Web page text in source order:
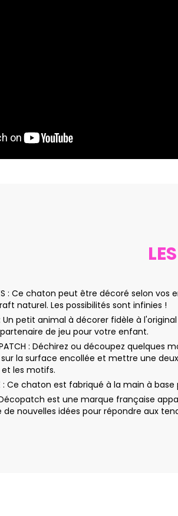
: Ce chaton peut être décoré selon
naturel. Les possibilités sont infinies !
: Un petit animal à décorer fidèle à
de jeu pour votre enfant.
: Déchirez ou découpez
la surface encollée et mettre une
les motifs.
: Ce chaton est fabriqué à la main à
: Décopatch est une marque française
de nouvelles idées pour répondre aux